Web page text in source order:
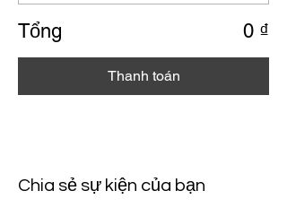
Tổng 0 ₫
Thanh toán
Chia sẻ sự kiện của bạn